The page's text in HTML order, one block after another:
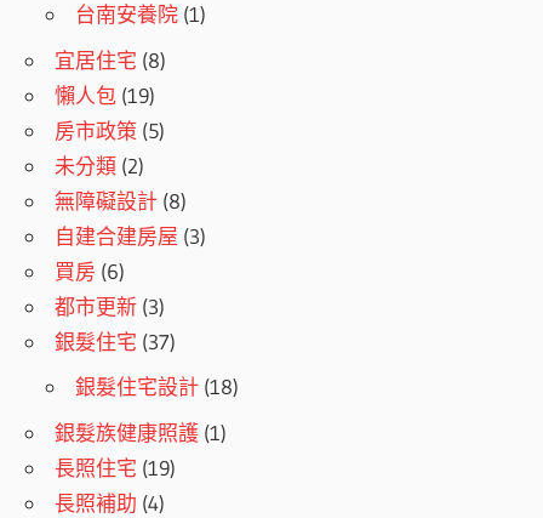
台南安養院 (1)
宜居住宅 (8)
懶人包 (19)
房市政策 (5)
未分類 (2)
無障礙設計 (8)
自建合建房屋 (3)
買房 (6)
都市更新 (3)
銀髮住宅 (37)
銀髮住宅設計 (18)
銀髮族健康照護 (1)
長照住宅 (19)
長照補助 (4)